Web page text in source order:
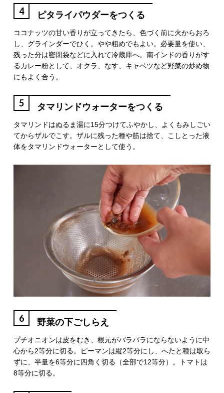
4 ピタライパウダーをつくる
ココナッツの甘い香りが立ってきたら、色づく前に火からおろ
し、グラインダーでひく。やや粗めでもよい。必要量を使い、
残った分は密閉袋などに入れて冷蔵庫へ。南インドの香りがす
るカレー粉として、オクラ、なす、キャベツなど野菜の炒め物
にもよく合う。
5 タマリンドウォーターをつくる
タマリンドはぬるま湯に15分つけてふやかし、よくもみしごい
てからザルでこす。ザルに残った種や筋は捨て、こしとった液
体をタマリンドウォーターとして使う。
6 野菜の下ごしらえ
プチオニオンは皮をむき、根元がバラバラにならないように中
心から2等分に切る。ピーマンは縦2等分にし、へたと種は取ら
ずに、半量を6等分に四角く切る（全部で12等分）。トマトは
8等分に切る。